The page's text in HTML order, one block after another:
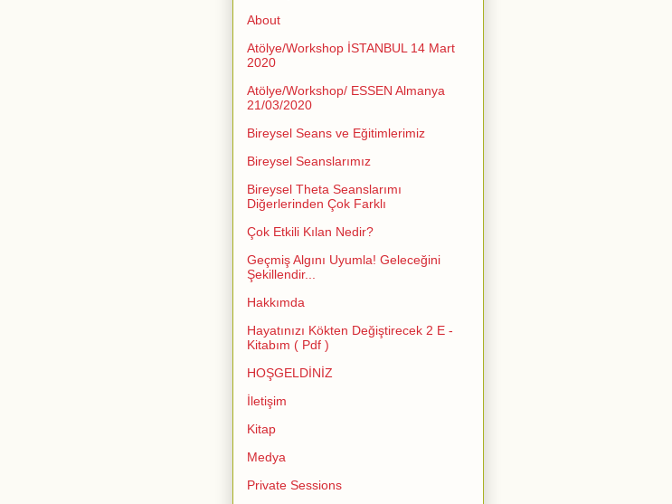
About
Atölye/Workshop İSTANBUL 14 Mart
2020
Atölye/Workshop/ ESSEN Almanya
21/03/2020
Bireysel Seans ve Eğitimlerimiz
Bireysel Seanslarımız
Bireysel Theta Seanslarımı
Diğerlerinden Çok Farklı
Çok Etkili Kılan Nedir?
Geçmiş Algını Uyumla! Geleceğini
Şekillendir...
Hakkımda
Hayatınızı Kökten Değiştirecek 2 E -
Kitabım ( Pdf )
HOŞGELDİNİZ
İletişim
Kitap
Medya
Private Sessions